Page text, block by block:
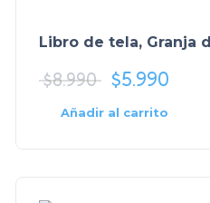
Libro de tela, Granja
$8.990 $5.990
Añadir al carrito